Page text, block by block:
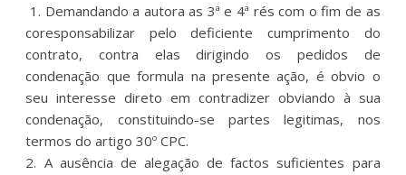
1. Demandando a autora as 3ª e 4ª rés com o fim de as
coresponsabilizar pelo deficiente cumprimento do
contrato, contra elas dirigindo os pedidos de
condenação que formula na presente ação, é obvio o
seu interesse direto em contradizer obviando à sua
condenação, constituindo-se partes legitimas, nos
termos do artigo 30º CPC.
2. A ausência de alegação de factos suficientes para